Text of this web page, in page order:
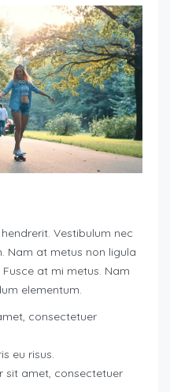
Vestibulum nec
Nam at metus non ligula
at mi metus. Nam
elementum.
consectetuer
eu risus.
sit amet, consectetuer